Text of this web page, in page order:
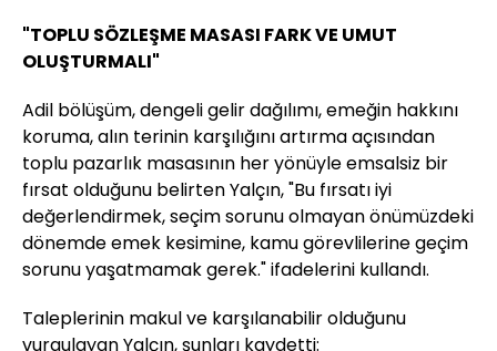
"TOPLU SÖZLEŞME MASASI FARK VE UMUT
OLUŞTURMALI"
Adil bölüşüm, dengeli gelir dağılımı, emeğin hakkını
koruma, alın terinin karşılığını artırma açısından
toplu pazarlık masasının her yönüyle emsalsiz bir
fırsat olduğunu belirten Yalçın, "Bu fırsatı iyi
değerlendirmek, seçim sorunu olmayan önümüzdeki
dönemde emek kesimine, kamu görevlilerine geçim
sorunu yaşatmamak gerek." ifadelerini kullandı.
Taleplerinin makul ve karşılanabilir olduğunu
vurgulayan Yalçın, şunları kaydetti: